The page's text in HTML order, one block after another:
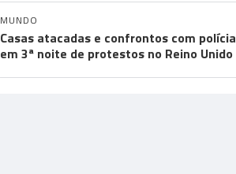
MUNDO
Casas atacadas e confrontos com polícia
em 3ª noite de protestos no Reino Unido